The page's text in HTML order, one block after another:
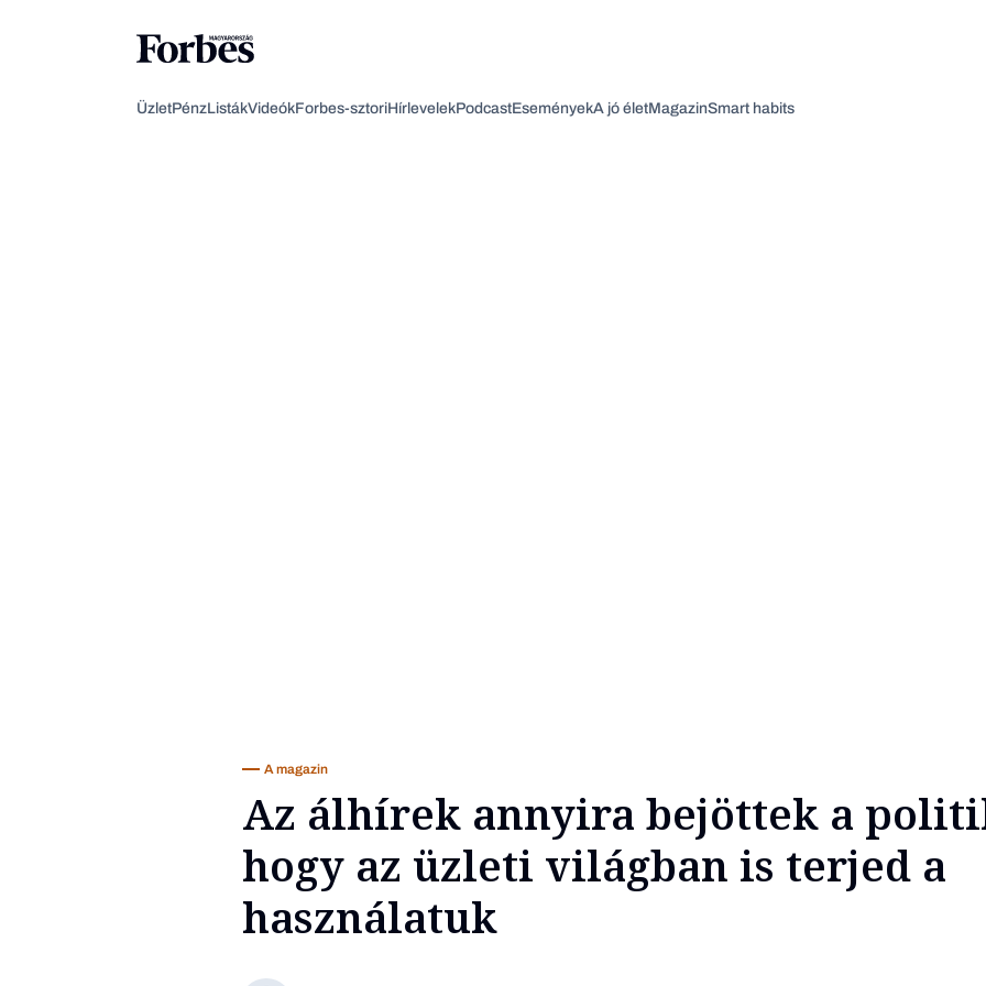
ÜzletPénzListákVideókForbes-sztoriHírlevelekPodcastEseményekA jó életMagazinSmart habits
A magazin
Az álhírek annyira bejöttek a
hogy az üzleti világban is terjed a
használatuk